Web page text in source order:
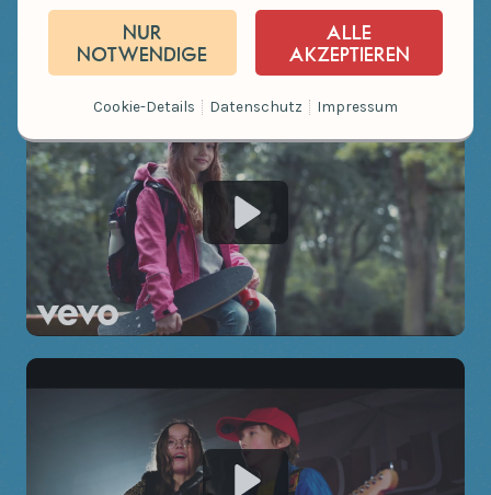
NUR
NOTWENDIGE
ALLE
AKZEPTIEREN
Cookie-Details Datenschutz Impressum